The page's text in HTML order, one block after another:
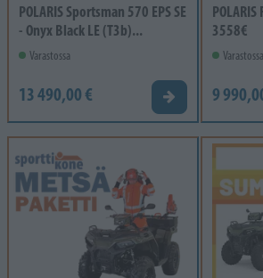
POLARIS Sportsman 570 EPS SE
- Onyx Black LE (T3b)...
Varastossa
13 490,00 € Tarjouspyyntö
POLARIS
3558€
Varastossa
9